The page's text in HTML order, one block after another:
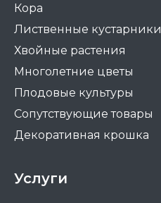
Кора
Лиственные кустарники
Хвойные растения
Многолетние цветы
Плодовые культуры
Сопутствующие товары
Декоративная крошка
Услуги